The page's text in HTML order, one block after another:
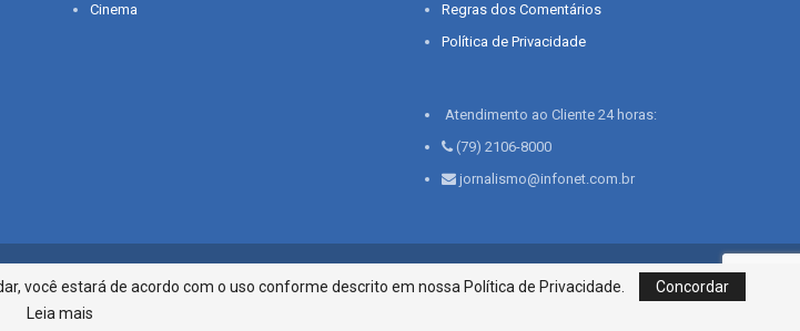
Cinema
Regras dos Comentários
Política de Privacidade
Atendimento ao Cliente 24 horas:
(79) 2106-8000
jornalismo@infonet.com.br
Infonet - Rua Monsenhor Silveira 276, Bairro São José | Aracaju-SE, CEP 49015-030, Fone: 79.2106.8000 - CI
Centro de Informações LTDA
você estará de acordo com o uso conforme descrito em nossa Política de Privacidade.
Concordar
Leia mais